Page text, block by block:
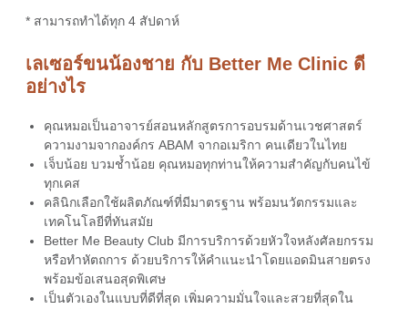
* สามารถทำได้ทุก 4 สัปดาห์
เลเซอร์ขนน้องชาย กับ Better Me Clinic ดี
อย่างไร
คุณหมอเป็นอาจารย์สอนหลักสูตรการอบรมด้านเวชศาสตร์
ความงามจากองค์กร ABAM จากอเมริกา คนเดียวในไทย
เจ็บน้อย บวมช้ำน้อย คุณหมอทุกท่านให้ความสำคัญกับคนไข้
ทุกเคส
คลินิกเลือกใช้ผลิตภัณฑ์ที่มีมาตรฐาน พร้อมนวัตกรรมและ
เทคโนโลยีที่ทันสมัย
Better Me Beauty Club มีการบริการด้วยหัวใจหลังศัลยกรรม
หรือทำหัตถการ ด้วยบริการให้คำแนะนำโดยแอดมินสายตรง
พร้อมข้อเสนอสุดพิเศษ
เป็นตัวเองในแบบที่ดีที่สุด เพิ่มความมั่นใจและสวยที่สุดใน